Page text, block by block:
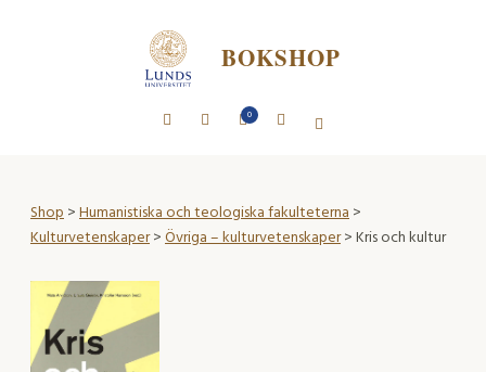
BOKSHOP
0
Shop>Humanistiska och teologiska fakulteterna>
Kulturvetenskaper>Övriga – kulturvetenskaper> Kris och kultur